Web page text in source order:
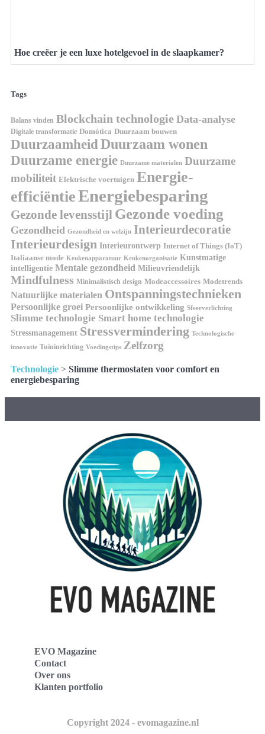
Hoe creëer je een luxe hotelgevoel in de slaapkamer?
Tags
Balans vinden Blockchain technologie Data-analyse
Digitale transformatie Domótica Duurzaam bouwen
Duurzaamheid Duurzaam wonen
Duurzame energie Duurzame materialen Duurzame
mobiliteit Elektrische voertuigen Energie-
efficiëntieEnergiebesparing
Gezonde levensstijl Gezonde voeding
Gezondheid Gezondheid en welzijn Interieurdecoratie
Interieurdesign Interieurontwerp Internet of Things (IoT)
Italiaanse mode Keukenapparatuur Keukenorganisatie Kunstmatige
intelligentie Mentale gezondheid Milieuvriendelijk
Mindfulness Minimalistisch design Modeaccessoires Modetrends
Natuurlijke materialen Ontspanningstechnieken
Persoonlijke groei Persoonlijke ontwikkeling Sfeerverlichting
Slimme technologie Smart home technologie
Stressmanagement Stressvermindering Technologische
innovatie Tuininrichting Voedingstips Zelfzorg
Technologie > Slimme thermostaten voor comfort en
energiebesparing
EVO Magazine
Contact
Over ons
Klanten portfolio
Copyright 2024 - evomagazine.nl